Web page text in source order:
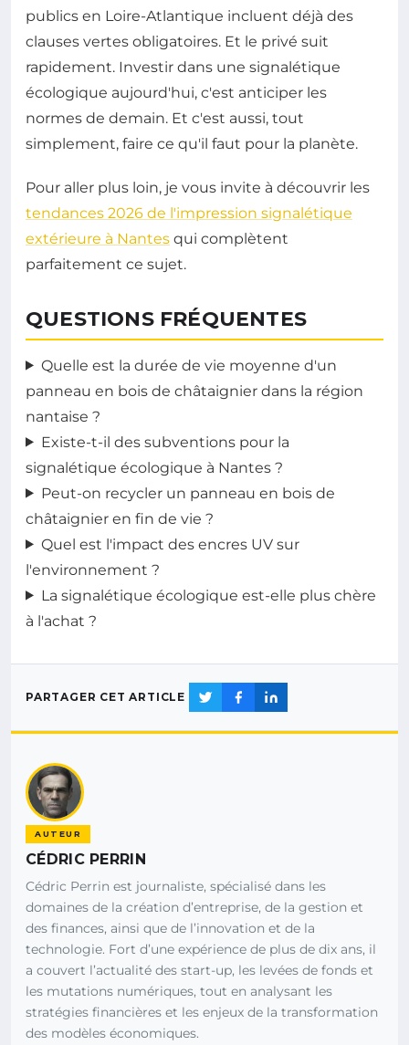
publics en Loire-Atlantique incluent déjà des
clauses vertes obligatoires. Et le privé suit
rapidement. Investir dans une signalétique
écologique aujourd'hui, c'est anticiper les
normes de demain. Et c'est aussi, tout
simplement, faire ce qu'il faut pour la planète.
Pour aller plus loin, je vous invite à découvrir les
tendances 2026 de l'impression signalétique
extérieure à Nantes qui complètent
parfaitement ce sujet.
QUESTIONS FRÉQUENTES
Quelle est la durée de vie moyenne d'un
panneau en bois de châtaignier dans la région
nantaise ?
Existe-t-il des subventions pour la
signalétique écologique à Nantes ?
Peut-on recycler un panneau en bois de
châtaignier en fin de vie ?
Quel est l'impact des encres UV sur
l'environnement ?
La signalétique écologique est-elle plus chère
à l'achat ?
PARTAGER CET ARTICLE
AUTEUR
CÉDRIC PERRIN
Cédric Perrin est journaliste, spécialisé dans les
domaines de la création d’entreprise, de la gestion et
des finances, ainsi que de l’innovation et de la
technologie. Fort d’une expérience de plus de dix ans, il
a couvert l’actualité des start-up, les levées de fonds et
les mutations numériques, tout en analysant les
stratégies financières et les enjeux de la transformation
des modèles économiques.